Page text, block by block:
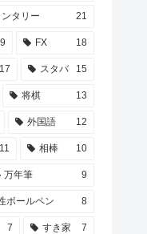
ンタリー 21
FX 18
17 スタバ 15
将棋 13
外国語 12
11 相棒 10
万年筆 9
ボールペン 8
7 すき家 7